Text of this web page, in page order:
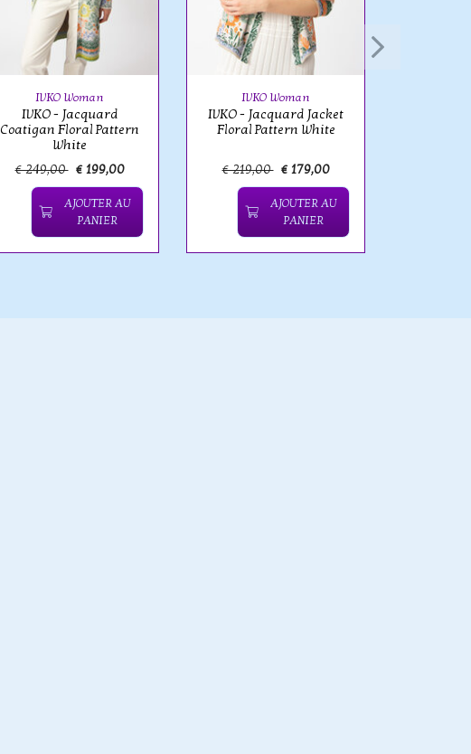
IVKO Woman
IVKO - Jacquard
Coatigan Floral Pattern
White
€ 249,00 € 199,00
AJOUTER AU
PANIER
IVKO Woman
IVKO - Jacquard Jacket
Floral Pattern White
€ 219,00 € 179,00
AJOUTER AU
PANIER